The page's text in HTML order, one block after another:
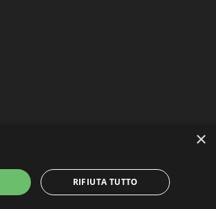
×
RIFIUTA TUTTO